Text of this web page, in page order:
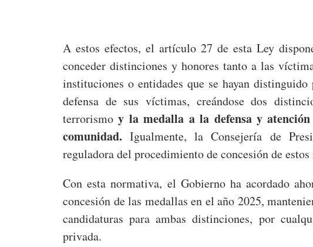
A estos efectos, el artículo 27 de esta Ley
conceder distinciones y honores tanto a las
instituciones o entidades que se hayan
defensa de sus víctimas, creándose dos
terrorismoy la medalla a la defensa y
comunidad.Igualmente, la Consejería de
reguladora del procedimiento de concesión de
Con esta normativa, el Gobierno ha acordado
concesión de las medallas en el año 2025,
candidaturas para ambas distinciones, por
privada.